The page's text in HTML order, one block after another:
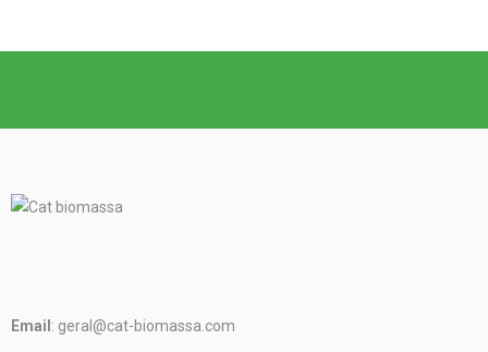
Email : geral@cat-biomassa.com